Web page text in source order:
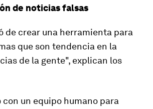
de noticias falsas
de crear una herramienta para
que son tendencia en la
de la gente", explican los
un equipo humano para